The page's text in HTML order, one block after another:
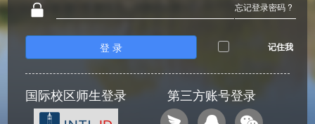
忘记登录密码 ?
登 录 记住我
国际校区师生登录 第三方账号登录